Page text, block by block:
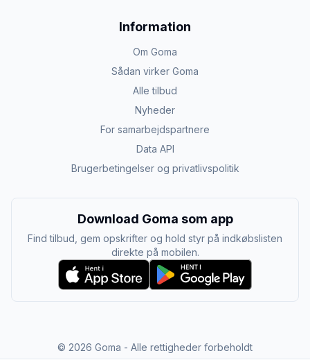
Information
Om Goma
Sådan virker Goma
Alle tilbud
Nyheder
For samarbejdspartnere
Data API
Brugerbetingelser og privatlivspolitik
Download Goma som app
Find tilbud, gem opskrifter og hold styr på indkøbslisten
direkte på mobilen.
© 2026 Goma - Alle rettigheder forbeholdt